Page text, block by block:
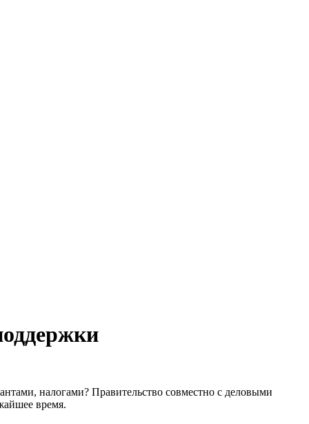
налогами? Правительство совместно с деловыми
время.